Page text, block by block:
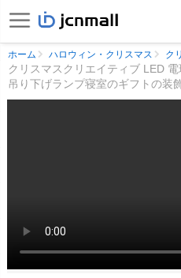
ホーム ハロウィン・クリスマス ク
クリスマスクリエイティブ LED
吊り下げランプ寝室のギフトの装